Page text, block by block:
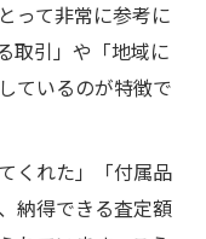
って非常に参考に
取引」や「地域に
ているのが特徴で
くれた」「付属品
納得できる査定額